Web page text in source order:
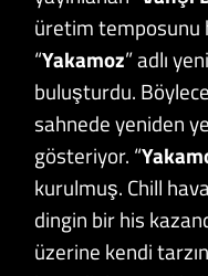
üretim temposunu
“Yakamoz” adlı
buluşturdu.
sahnede yeniden
gösteriyor. “
kurulmuş. Chill
dingin bir his
üzerine kendi